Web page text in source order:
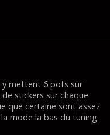
y mettent 6 pots sur
stickers sur chaque
que certaine sont assez
mode la bas du tuning